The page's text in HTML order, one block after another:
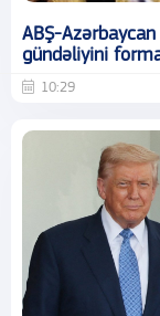
ABŞ-
gündəliyini
10:29